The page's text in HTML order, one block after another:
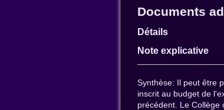
Documents
Détails
Note explicative
Synthèse: Il peut être
inscrit au budget de
précédent. Le Collège